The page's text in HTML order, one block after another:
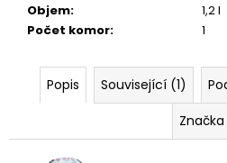
Objem:
1,2 l
Počet komor: 1
Popis Související (1)
Značka